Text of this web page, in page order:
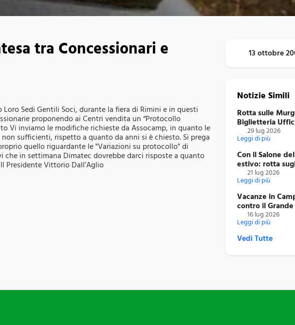
tra Concessionari e
Sedi Gentili Soci, durante la fiera di Rimini e in questi
proponendo ai Centri vendita un “Protocollo
Vi inviamo le modifiche richieste da Assocamp, in quanto le
sufficienti, rispetto a quanto da anni si è chiesto. Si prega
quello riguardante le "Variazioni su protocollo" di
in settimana Dimatec dovrebbe darci risposte a quanto
Presidente Vittorio Dall’Aglio
13 ottobre
Notizie Simili
Rotta sulle
Biglietteria
29 lug 2026
Leggi di più
Con il Salone
estivo: rotta
21 lug 2026
Leggi di più
Vacanze in
contro il
16 lug 2026
Leggi di più
Vedi Tutte